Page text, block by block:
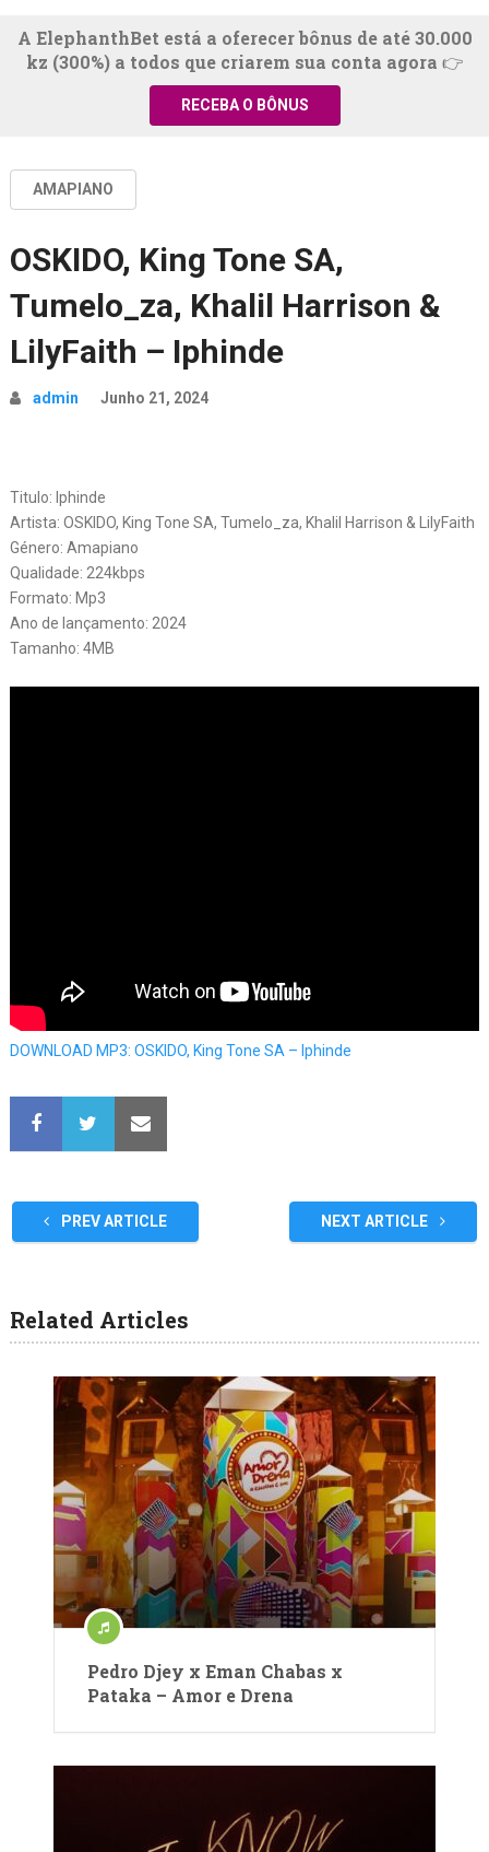
A ElephanthBet está a oferecer bônus de até 30.000
kz (300%) a todos que criarem sua conta agora 👉
RECEBA O BÔNUS
AMAPIANO
OSKIDO, King Tone SA,
Tumelo_za, Khalil Harrison &
LilyFaith – Iphinde
admin Junho 21, 2024
Titulo: Iphinde
Artista: OSKIDO, King Tone SA, Tumelo_za, Khalil Harrison & LilyFaith
Género: Amapiano
Qualidade: 224kbps
Formato: Mp3
Ano de lançamento: 2024
Tamanho: 4MB
DOWNLOAD MP3: OSKIDO, King Tone SA – Iphinde
PREV ARTICLE NEXT ARTICLE
Related Articles
Pedro Djey x Eman Chabas x
Pataka – Amor e Drena